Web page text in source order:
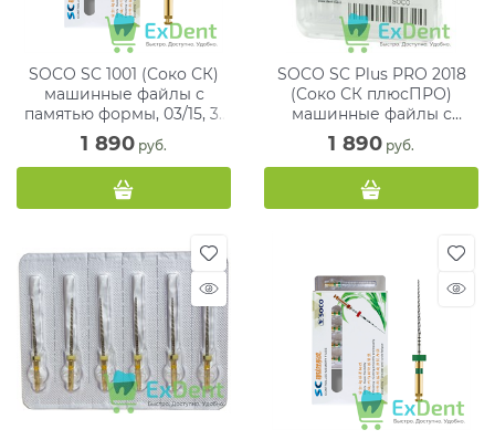
SOCO SC 1001 (Соко СК)
машинные файлы с
памятью формы, 03/15, 31
мм, блистер (6 шт)
1 890 руб.
SOCO SC Plus PRO 2018
(Соко СК плюсПРО)
машинные файлы с
памятью формы, 12/VT, 25
мм, фиолет (6 шт)
1 890 руб.